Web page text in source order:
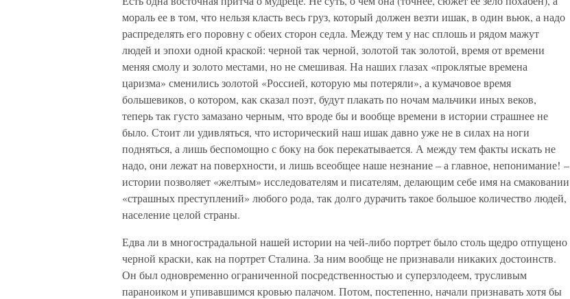
мораль ее в том, что нельзя класть весь груз, который должен везти ишак, в один вьюк, а надо
распределять его поровну с обеих сторон седла. Между тем у нас сплошь и рядом мажут
людей и эпохи одной краской: черной так черной, золотой так золотой, время от времени
меняя смолу и золото местами, но не смешивая. На наших глазах «проклятые времена
царизма» сменились золотой «Россией, которую мы потеряли», а кумачовое время
большевиков, о котором, как сказал поэт, будут плакать по ночам мальчики иных веков,
теперь так густо замазано черным, что вроде бы и вообще времени в истории страшнее не
было. Стоит ли удивляться, что исторический наш ишак давно уже не в силах на ноги
подняться, а лишь беспомощно с боку на бок перекатывается. А между тем факты искать не
надо, они лежат на поверхности, и лишь всеобщее наше незнание – а главное, непонимание! –
истории позволяет «желтым» исследователям и писателям, делающим себе имя на смаковании
«страшных преступлений» любого рода, так долго дурачить такое большое количество людей,
население целой страны.
Едва ли в многострадальной нашей истории на чей-либо портрет было столь щедро отпущено
черной краски, как на портрет Сталина. За ним вообще не признавали никаких достоинств.
Он был одновременно ограниченной посредственностью и суперзлодеем, трусливым
параноиком и упивавшимся кровью палачом. Потом, постепенно, начали признавать хотя бы